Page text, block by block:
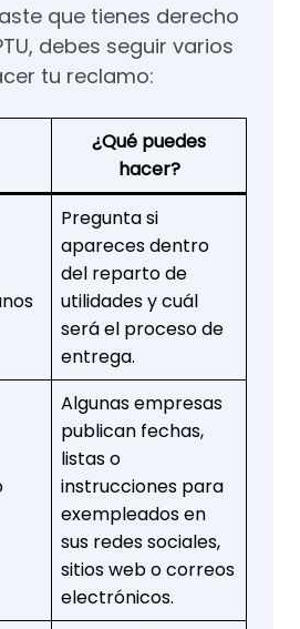
que tienes derecho
debes seguir varios
tu reclamo:
¿Qué puedes
hacer?
Pregunta si
apareces dentro
del reparto de
utilidades y cuál
será el proceso de
entrega.
Algunas empresas
publican fechas,
listas o
instrucciones para
exempleados en
sus redes sociales,
sitios web o correos
electrónicos.